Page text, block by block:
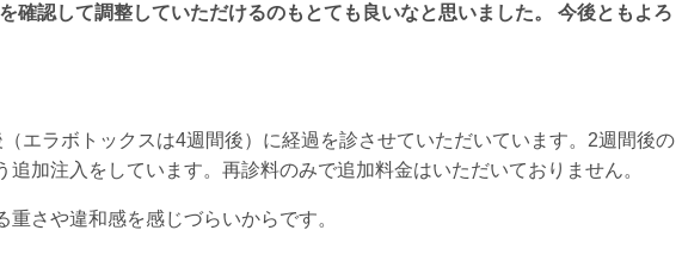
確認して調整していただけるのもとても良いなと思いました。 今後ともよろ
エラボトックスは4週間後）に経過を診させていただいています。2週間後の
加注入をしています。再診料のみで追加料金はいただいておりません。
さや違和感を感じづらいからです。